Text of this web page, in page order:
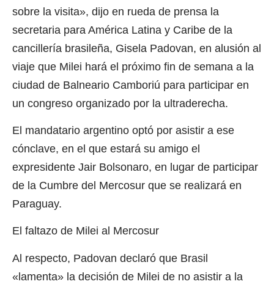
sobre la visita», dijo en rueda de prensa la
secretaria para América Latina y Caribe de la
cancillería brasileña, Gisela Padovan, en alusión al
viaje que Milei hará el próximo fin de semana a la
ciudad de Balneario Camboriú para participar en
un congreso organizado por la ultraderecha.
El mandatario argentino optó por asistir a ese
cónclave, en el que estará su amigo el
expresidente Jair Bolsonaro, en lugar de participar
de la Cumbre del Mercosur que se realizará en
Paraguay.
El faltazo de Milei al Mercosur
Al respecto, Padovan declaró que Brasil
«lamenta» la decisión de Milei de no asistir a la